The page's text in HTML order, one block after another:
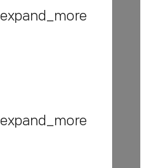
expand_more
expand_more